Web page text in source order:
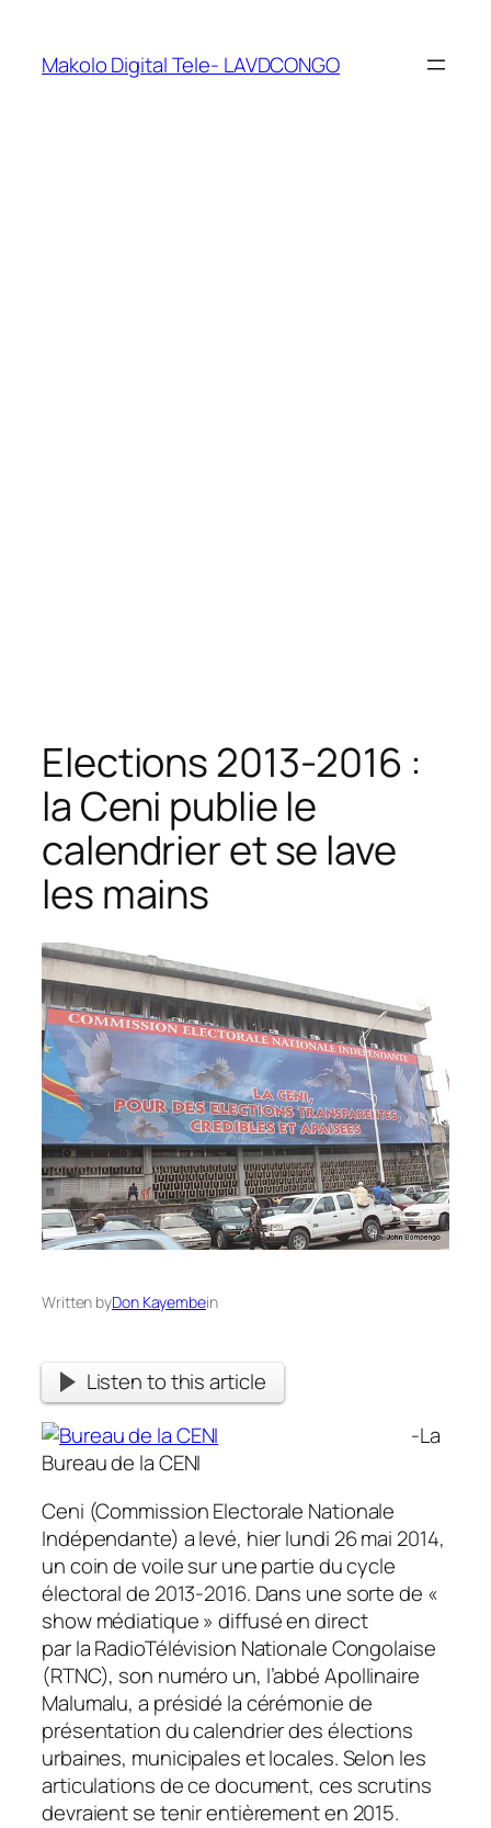
Makolo Digital Tele- LAVDCONGO
Elections 2013-2016 :
la Ceni publie le
calendrier et se lave
les mains
Written byDon Kayembein
Listen to this article
Bureau de la CENI
-La
Ceni (Commission Electorale Nationale
Indépendante) a levé, hier lundi 26 mai 2014,
un coin de voile sur une partie du cycle
électoral de 2013-2016. Dans une sorte de «
show médiatique » diffusé en direct
par la RadioTélévision Nationale Congolaise
(RTNC), son numéro un, l’abbé Apollinaire
Malumalu, a présidé la cérémonie de
présentation du calendrier des élections
urbaines, municipales et locales. Selon les
articulations de ce document, ces scrutins
devraient se tenir entièrement en 2015.